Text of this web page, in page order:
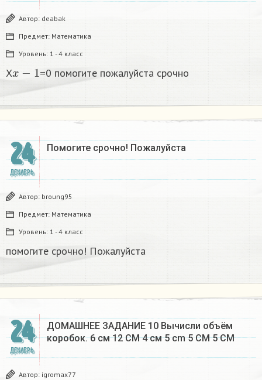
Автор: deabak
Предмет: Математика
Уровень: 1 - 4 класс
X =0 помогите пожалуйста срочно
24
ДЕКАБРЬ
Помогите срочно! Пожалуйста
Автор: broung95
Предмет: Математика
Уровень: 1 - 4 класс
помогите срочно! Пожалуйста
24
ДЕКАБРЬ
ДОМАШНЕЕ ЗАДАНИЕ 10 Вычисли объём
коробок. 6 см 12 CM 4 см 5 cm 5 CM 5 CM​
Автор: igromax77